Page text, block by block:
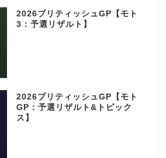
2026ブリティッシュGP【モト
3：予選リザルト】
2026ブリティッシュGP【モト
GP：予選リザルト&トピック
ス】